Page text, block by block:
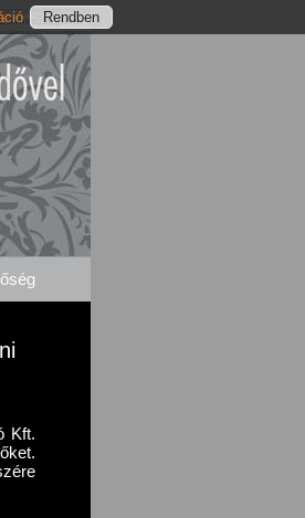
Elérhetőségeink
Kft.